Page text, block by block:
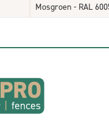
Mosgroen - RAL